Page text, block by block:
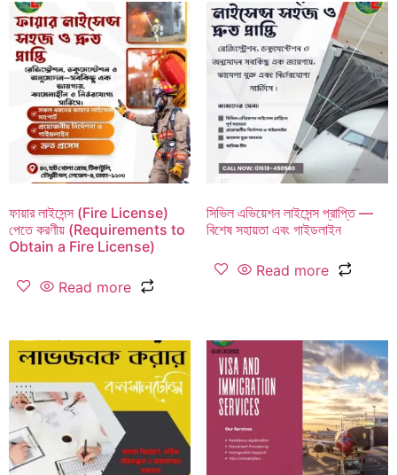
ফায়ার লাইসেন্স (Fire License)
পেতে করণীয় (Requirements to
Obtain a Fire License)
Read more
সিভিল এভিয়েশন লাইসেন্স প্রাপ্তি —
বিশেষ সহায়তা এবং গাইডলাইন
Read more